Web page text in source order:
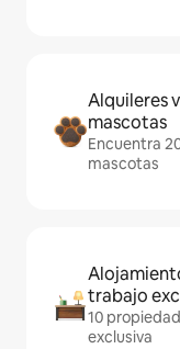
Alquileres
mascotas
Encuentra
mascotas
trabajo
10
exclusiva